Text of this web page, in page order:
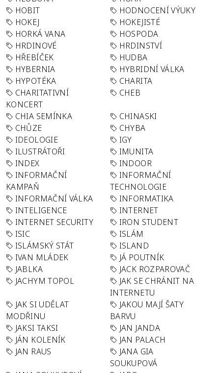
HOBIT
HODNOCENÍ VÝUKY
HOKEJ
HOKEJISTÉ
HORKÁ VANA
HOSPODA
HRDINOVÉ
HRDINSTVÍ
HŘEBÍČEK
HUDBA
HYBERNIA
HYBRIDNÍ VÁLKA
HYPOTÉKA
CHARITA
CHARITATIVNÍ
KONCERT
CHEB
CHIA SEMÍNKA
CHINASKI
CHŮZE
CHYBA
IDEOLOGIE
IGY
ILUSTRÁTOŘI
IMUNITA
INDEX
INDOOR
INFORMAČNÍ
KAMPAŇ
INFORMAČNÍ
TECHNOLOGIE
INFORMAČNÍ VÁLKA
INFORMATIKA
INTELIGENCE
INTERNET
INTERNET SECURITY
IRON STUDENT
ISIC
ISLÁM
ISLÁMSKÝ STÁT
ISLAND
IVAN MLÁDEK
JÁ POUTNÍK
JABLKA
JACK ROZPAROVAČ
JACHYM TOPOL
JAK SE CHRÁNIT NA
INTERNETU
JAK SI UDĚLAT
MODŘINU
JAKOU MAJÍ ŠATY
BARVU
JAKSI TAKSI
JAN JANDA
JÁN KOLENÍK
JAN PALACH
JAN RAUS
JANA GIA
SOUKUPOVÁ